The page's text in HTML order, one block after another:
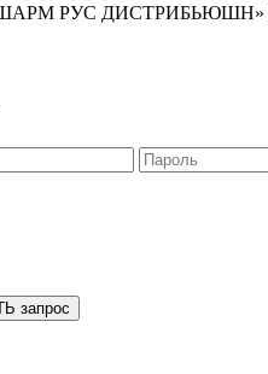
РУС ДИСТРИБЬЮШН»